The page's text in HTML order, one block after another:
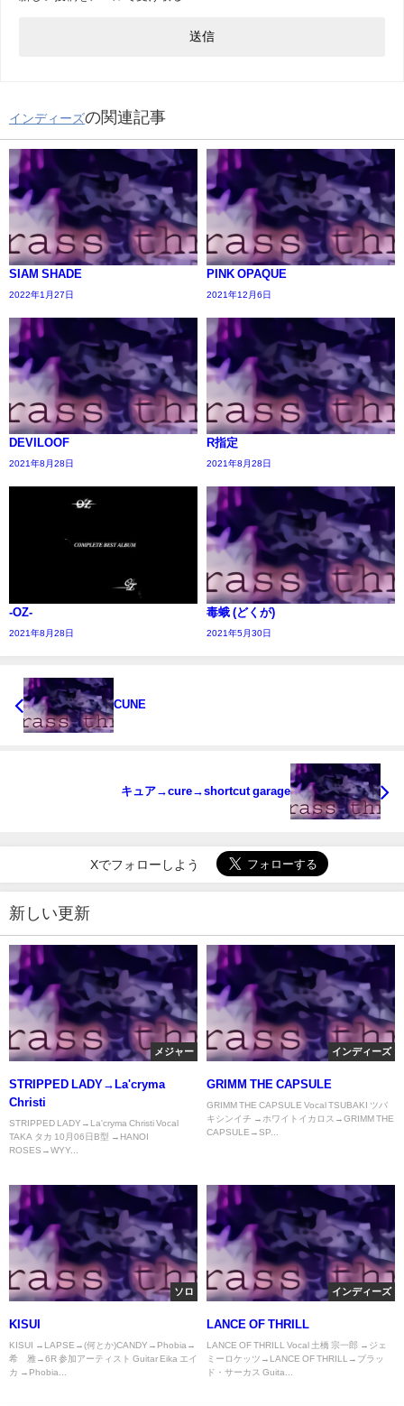
インディーズの関連記事
SIAM SHADE
2022年1月27日
PINK OPAQUE
2021年12月6日
DEVILOOF
2021年8月28日
R指定
2021年8月28日
-OZ-
2021年8月28日
毒蛾 (どくが)
2021年5月30日
CUNE
キュア→cure→shortcut garage
Xでフォローしよう
新しい更新
メジャー
STRIPPED LADY→La'cryma
Christi
STRIPPED LADY→La'cryma Christi Vocal
TAKA タカ 10月06日B型 →HANOI
ROSES→WYY...
インディーズ
GRIMM THE CAPSULE
GRIMM THE CAPSULE Vocal TSUBAKI ツバ
キシンイチ →ホワイトイカロス→GRIMM THE
CAPSULE→SP...
ソロ
KISUI
KISUI →LAPSE→(何とか)CANDY→Phobia→
希≠雅→6R 参加アーティスト Guitar Eika エイ
カ →Phobia...
インディーズ
LANCE OF THRILL
LANCE OF THRILL Vocal 土橋 宗一郎 →ジェ
ミーロケッツ→LANCE OF THRILL→ブラッ
ド・サーカス Guita...